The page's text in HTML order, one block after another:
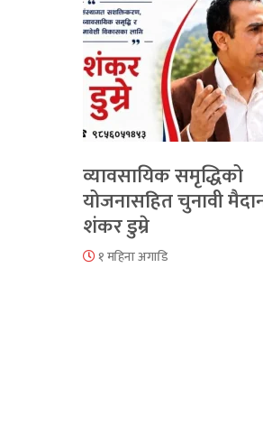
व्यावसायिक समृद्धिको
योजनासहित चुनावी
शंकर डुम्रे
१ महिना अगाडि